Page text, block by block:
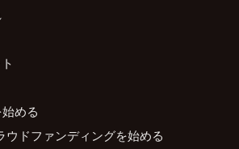
める
ウドファンディングを始める